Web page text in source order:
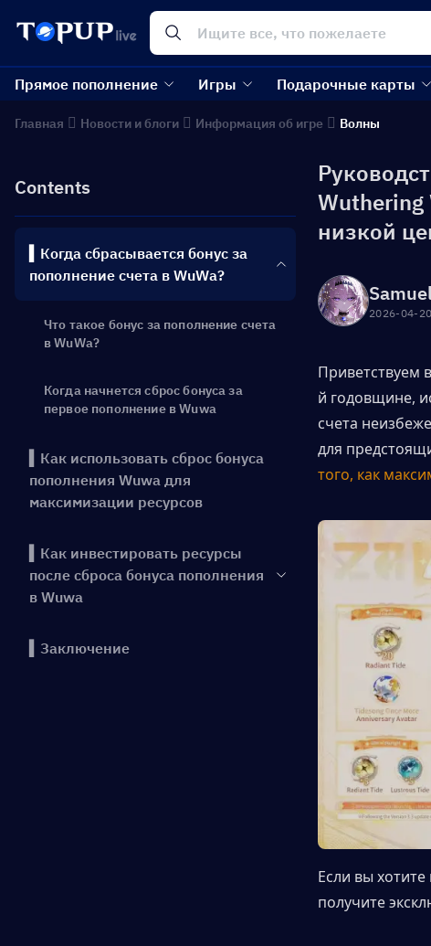
Прямое пополнение Игры Подарочные карты
Главная Новости и блоги Информация об игре Волны
Contents
▍Когда сбрасывается бонус за
пополнение счета в WuWa?
Что такое бонус за пополнение счета
в WuWa?
Когда начнется сброс бонуса за
первое пополнение в Wuwa
▍Как использовать сброс бонуса
пополнения Wuwa для
максимизации ресурсов
▍Как инвестировать ресурсы
после сброса бонуса пополнения
в Wuwa
▍Заключение
Wuthering
низкой
2026-04-
Приветствуем
й годовщине,
счета
для
того, как
Если вы
получите